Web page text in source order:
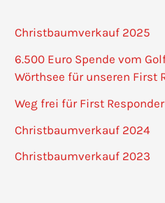
Christbaumverkauf 2025
6.500 Euro Spende vom
Wörthsee für unseren First
Weg frei für First Responder
Christbaumverkauf 2024
Christbaumverkauf 2023